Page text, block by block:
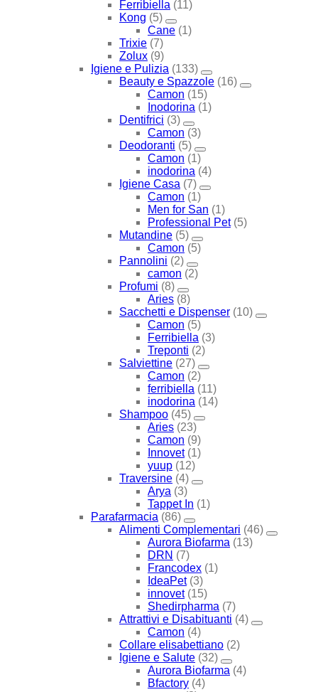
Ferribiella (11)
Kong (5)
Cane (1)
Trixie (7)
Zolux (9)
Igiene e Pulizia (133)
Beauty e Spazzole (16)
Camon (15)
Inodorina (1)
Dentifrici (3)
Camon (3)
Deodoranti (5)
Camon (1)
inodorina (4)
Igiene Casa (7)
Camon (1)
Men for San (1)
Professional Pet (5)
Mutandine (5)
Camon (5)
Pannolini (2)
camon (2)
Profumi (8)
Aries (8)
Sacchetti e Dispenser (10)
Camon (5)
Ferribiella (3)
Treponti (2)
Salviettine (27)
Camon (2)
ferribiella (11)
inodorina (14)
Shampoo (45)
Aries (23)
Camon (9)
Innovet (1)
yuup (12)
Traversine (4)
Arya (3)
Tappet In (1)
Parafarmacia (86)
Alimenti Complementari (46)
Aurora Biofarma (13)
DRN (7)
Francodex (1)
IdeaPet (3)
innovet (15)
Shedirpharma (7)
Attrattivi e Disabituanti (4)
Camon (4)
Collare elisabettiano (2)
Igiene e Salute (32)
Aurora Biofarma (4)
Bfactory (4)